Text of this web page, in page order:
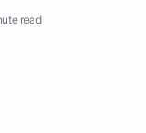
read